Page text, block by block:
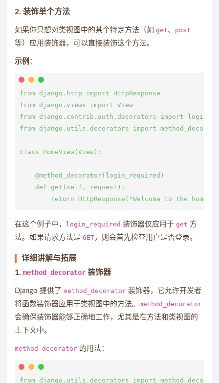
2. 装饰单个方法
如果你只想对类视图中的某个特定方法（如 get、 post
等）应用装饰器，可以直接装饰这个方法。
示例 ：
from django.http import HttpResponse
from django.views import View
from django.contrib.auth.decorators import
from django.utils.decorators import
class HomeView(View):
    @method_decorator(login_required)
    def get(self, request):
在这个例子中， login_required 装饰器仅应用于 get 方
法。如果请求方法是 GET，则会首先检查用户是否登录。
详细讲解与拓展
1. method_decorator 装饰器
Django 提供了 method_decorator 装饰器，它允许开发者
将函数装饰器应用于类视图中的方法。 method_decorator
会确保装饰器能够正确地工作，尤其是在方法和类视图的
上下文中。
method_decorator 的用法：